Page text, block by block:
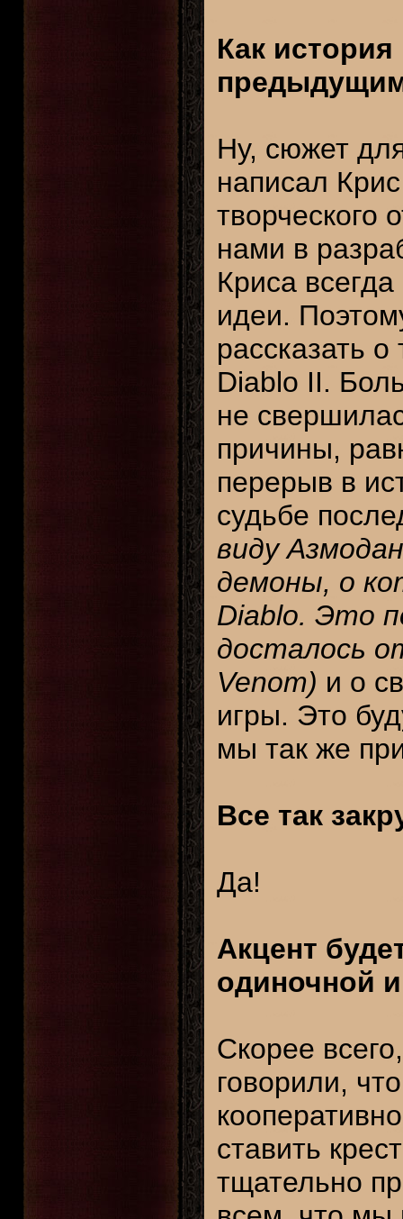
Как история
Ну, сюжет
написал
творческого
нами в
Криса
идеи.
рассказать
Diablo II.
не
причины,
перерыв в
судьбе
виду
демоны, о
Diablo. Это
досталось
Venom) и о
игры. Это
мы так же
Все так
Да!
Акцент
одиночной
Скорее
говорили,
ставить
тщательно